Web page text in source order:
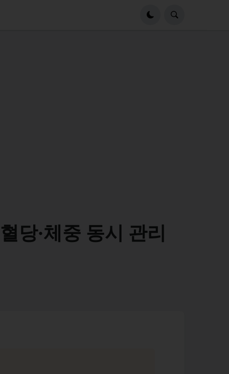
당·체중 동시 관리